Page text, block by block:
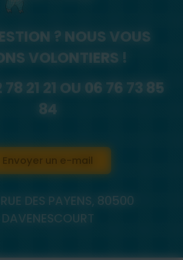
? NOUS VOUS
VOLONTIERS !
21 21 OU 06 76 73 85
84
Envoyer un e-mail
DES PAYENS, 80500
DAVENESCOURT